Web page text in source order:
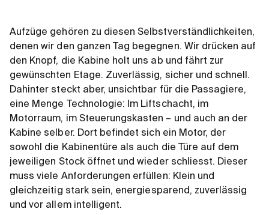
Aufzüge gehören zu diesen Selbstverständlichkeiten,
denen wir den ganzen Tag begegnen. Wir drücken auf
den Knopf, die Kabine holt uns ab und fährt zur
gewünschten Etage. Zuverlässig, sicher und schnell.
Dahinter steckt aber, unsichtbar für die Passagiere,
eine Menge Technologie: Im Liftschacht, im
Motorraum, im Steuerungskasten – und auch an der
Kabine selber. Dort befindet sich ein Motor, der
sowohl die Kabinentüre als auch die Türe auf dem
jeweiligen Stock öffnet und wieder schliesst. Dieser
muss viele Anforderungen erfüllen: Klein und
gleichzeitig stark sein, energiesparend, zuverlässig
und vor allem intelligent.